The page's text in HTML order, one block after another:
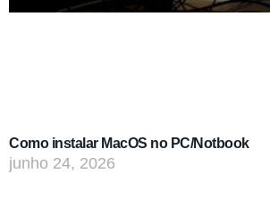
Como instalar MacOS no PC/Notbook
junho 24, 2026